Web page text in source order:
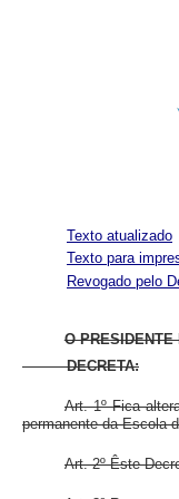
Texto atualizado
Texto para
Revogado pelo
O PRESIDENTE
DECRETA:
Art. 1º Fica
permanente da Escola
Art. 2º Êste